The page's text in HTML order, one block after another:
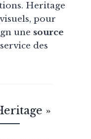
Heritage
pour
une source
des
»